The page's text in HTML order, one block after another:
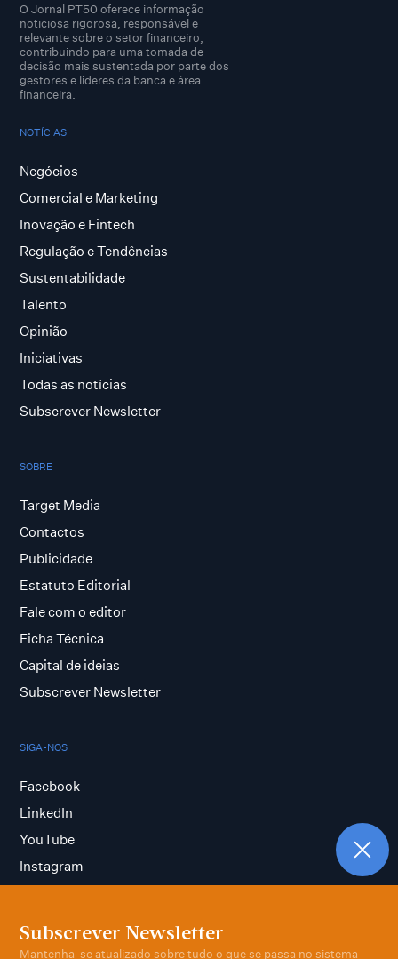
Subscrever Newsletter
Mantenha-se atualizado sobre tudo o que se passa no sistema
O Jornal PT50 oferece informação
noticiosa rigorosa, responsável e
relevante sobre o setor financeiro,
contribuindo para uma tomada de
decisão mais sustentada por parte dos
gestores e lideres da banca e área
financeira.
NOTÍCIAS
Negócios
Comercial e Marketing
Inovação e Fintech
Regulação e Tendências
Sustentabilidade
Talento
Opinião
Iniciativas
Todas as notícias
Subscrever Newsletter
SOBRE
Target Media
Contactos
Publicidade
Estatuto Editorial
Fale com o editor
Ficha Técnica
Capital de ideias
Subscrever Newsletter
SIGA-NOS
Facebook
LinkedIn
YouTube
Instagram
Termos e condições